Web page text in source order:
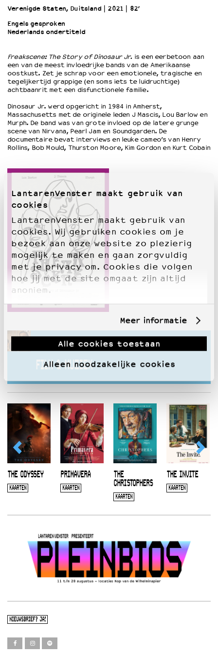
LantarenVenster maakt gebruik van
cookies
LantarenVenster maakt gebruik van
cookies. Wij gebruiken cookies om je
bezoek aan onze website zo plezierig
mogelijk te maken en gaan zorgvuldig
met je privacy om. Cookies die volgen
hoe jij met de site omgaat zijn altijd
anoniem.
Meer informatie
Alle cookies toestaan
Alleen noodzakelijke cookies
OVER LANTARENVENSTER
Wie is wie
Word vriend
Historie
Huisregels
Privacyverklaring
Integriteits- en gedragscode
Duurzaamheid
Culturele boycot Israël
Verenigde Staten, Duitsland
2021
82’
Engels gesproken
Nederlands ondertiteld
Freakscene: The Story of Dinosaur Jr.is een eerbetoon aan
een van de meest invloedrijke bands van de Amerikaanse
oostkust. Zet je schrap voor een emotionele, tragische en
tegelijkertijd grappige (en soms iets te luidruchtige)
achtbaanrit met een disfunctionele familie.
Dinosaur Jr. werd opgericht in 1984 in Amherst,
Massachusetts met de originele leden J Mascis, Lou Barlow en
Murph. De band was van grote invloed op de latere grunge
scene van Nirvana, Pearl Jam en Soundgarden. De
documentaire bevat interviews en leuke cameo’s van Henry
Rollins, Bob Mould, Thurston Moore, Kim Gordon en Kurt Cobain
Deze voorstelling hoort bij
FILM & MUZIEK
THE ODYSSEY
KAARTEN
PRIMAVERA
KAARTEN
THE
CHRISTOPHERS
KAARTEN
THE INVITE
KAARTEN
NIEUWSBRIEF? JA!